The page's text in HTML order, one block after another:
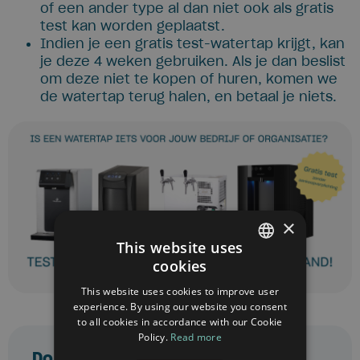
of een ander type al dan niet ook als gratis
test kan worden geplaatst.
Indien je een gratis test-watertap krijgt, kan
je deze 4 weken gebruiken. Als je dan beslist
om deze niet te kopen of huren, komen we
de watertap terug halen, en betaal je niets.
FRENCH
ENGLISH
×
This website uses
cookies
This website uses cookies to improve user
experience. By using our website you consent
to all cookies in accordance with our Cookie
Policy. Read more